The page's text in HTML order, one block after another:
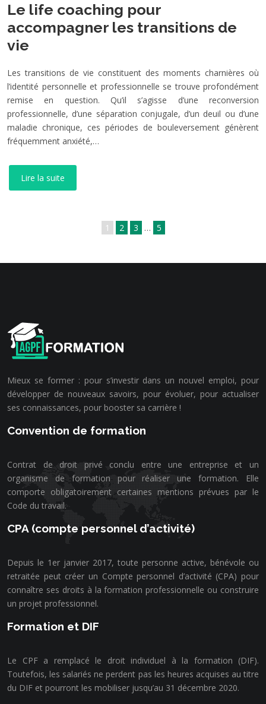
Le life coaching pour
accompagner les transitions de
vie
Les transitions de vie constituent des moments charnières où
l’identité personnelle et professionnelle se trouve profondément
remise en question. Qu’il s’agisse d’une reconversion
professionnelle, d’une séparation conjugale, d’un deuil ou d’une
maladie chronique, ces périodes de bouleversement génèrent
fréquemment anxiété,…
Lire la suite
1 2 3 … 5
Mieux se former : pour s’investir dans un nouvel emploi, pour
développer de nouveaux savoirs, pour évoluer, pour actualiser
ses connaissances, pour booster sa carrière !
Convention de formation
Contrat de droit privé conclu entre une entreprise et un
organisme de formation pour réaliser une formation. Elle
comporte obligatoirement certaines mentions prévues par le
Code du travail.
CPA (compte personnel d’activité)
Depuis le 1er janvier 2017, toute personne active, bénévole ou
retraitée peut créer un Compte personnel d’activité (CPA) pour
connaître ses droits à la formation professionnelle ou construire
un projet professionnel.
Formation et DIF
Le CPF a remplacé le droit individuel à la formation (DIF).
Toutefois, les salariés ne perdent pas les heures acquises au titre
du DIF et pourront les mobiliser jusqu’au 31 décembre 2020.